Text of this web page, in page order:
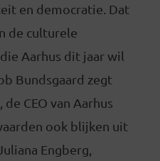
en democratie. Dat
de culturele
Aarhus dit jaar wil
Bundsgaard zegt
CEO van Aarhus
ook blijken uit
Engberg,